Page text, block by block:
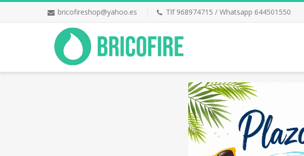
bricofireshop@yahoo.es Tlf 968974715 / Whatsapp 644501550